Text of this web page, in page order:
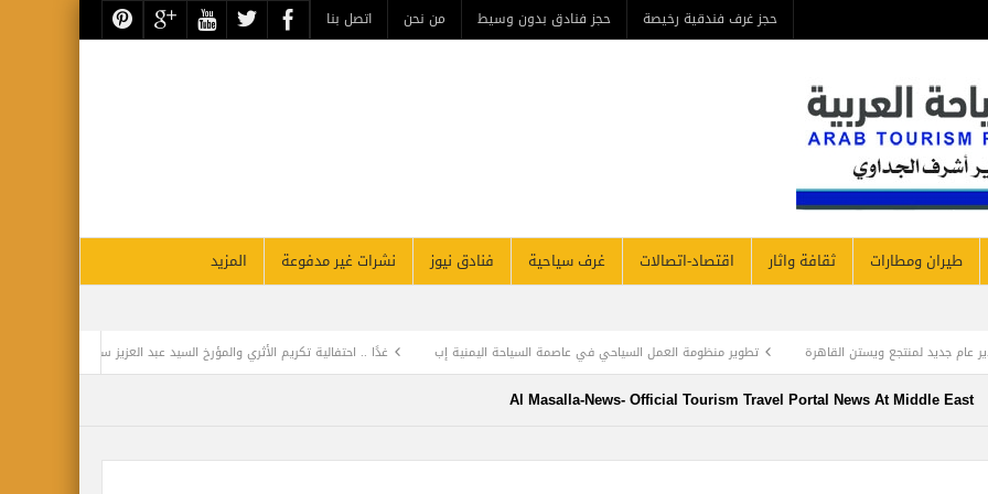
حجز غرف فندقية رخيصة حجز فنادق بدون وسيط من نحن اتصل بنا
طيران ومطارات ثقافة واثار اقتصاد-اتصالات غرف سياحية فنادق نيوز نشرات غير مدفوعة
المزيد
ويستن القاهرة تطوير منظومة العمل السياحي في عاصمة السياحة اليمنية إب غدًا .. احتفالية تكريم الأثري والمؤرخ السيد عبد العزيز سالم بالآثاريين العرب
Al Masalla-News- Official Tourism Travel Portal News At Middle East